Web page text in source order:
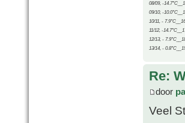
08/09, -
09/10, -
10/11, -
11/12, -
12/13, -
13/14, -
Re:
door
Veel